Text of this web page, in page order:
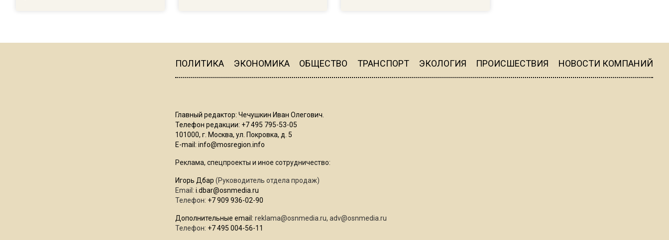
Коломенского хлебозавода:
пиццы валяются на полу
ПОЛИТИКА ЭКОНОМИКА ОБЩЕСТВО ТРАНСПОРТ ЭКОЛОГИЯ ПРОИСШЕСТВИЯ НОВОСТИ КОМПАНИЙ
Главный редактор: Чечушкин Иван Олегович.
Телефон редакции: +7 495 795-53-05
101000, г. Москва, ул. Покровка, д. 5
E-mail: info@mosregion.info
Реклама, спецпроекты и иное сотрудничество:
Игорь Дбар (Руководитель отдела продаж)
Email: i.dbar@osnmedia.ru
Телефон: +7 909 936-02-90
Дополнительные email: reklama@osnmedia.ru, adv@osnmedia.ru
Телефон: +7 495 004-56-11